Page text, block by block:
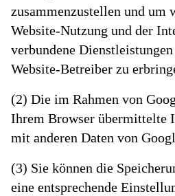
zusammenzustellen und um
Website-Nutzung und der
verbundene
Website-Betreiber zu
(2) Die im Rahmen von
Ihrem Browser übermittelte
mit anderen Daten von
(3) Sie können die
eine entsprechende